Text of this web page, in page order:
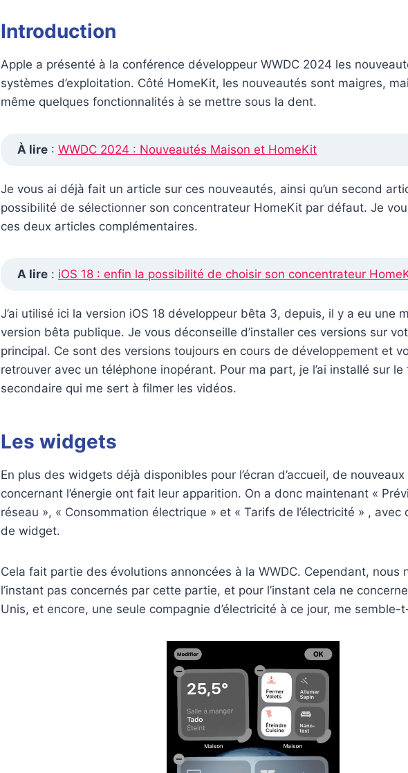
Introduction
Apple a présenté à la conférence développeur WWDC 2024 les
systèmes d’exploitation. Côté HomeKit, les nouveautés sont maigres,
même quelques fonctionnalités à se mettre sous la dent.
À lire : WWDC 2024 : Nouveautés Maison et HomeKit
Je vous ai déjà fait un article sur ces nouveautés, ainsi qu’un second
possibilité de sélectionner son concentrateur HomeKit par défaut. Je
ces deux articles complémentaires.
A lire : iOS 18 : enfin la possibilité de choisir son concentrateur
J’ai utilisé ici la version iOS 18 développeur bêta 3, depuis, il y a eu une
version bêta publique. Je vous déconseille d’installer ces versions sur
principal. Ce sont des versions toujours en cours de développement et
retrouver avec un téléphone inopérant. Pour ma part, je l’ai installé sur le
secondaire qui me sert à filmer les vidéos.
Les widgets
En plus des widgets déjà disponibles pour l’écran d’accueil, de
concernant l’énergie ont fait leur apparition. On a donc maintenant «
réseau », « Consommation électrique » et « Tarifs de l’électricité » ,
de widget.
Cela fait partie des évolutions annoncées à la WWDC. Cependant, nous
l’instant pas concernés par cette partie, et pour l’instant cela ne
Unis, et encore, une seule compagnie d’électricité à ce jour, me semble-